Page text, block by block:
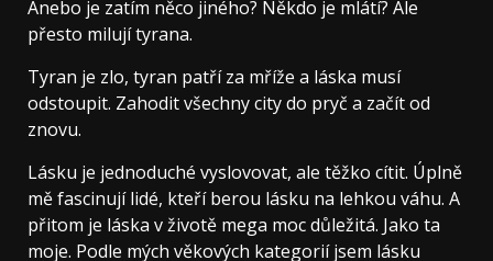
Anebo je zatím něco jiného? Někdo je mlátí? Ale
přesto milují tyrana.
Tyran je zlo, tyran patří za mříže a láska musí
odstoupit. Zahodit všechny city do pryč a začít od
znovu.
Lásku je jednoduché vyslovovat, ale těžko cítit. Úplně
mě fascinují lidé, kteří berou lásku na lehkou váhu. A
přitom je láska v životě mega moc důležitá. Jako ta
moje. Podle mých věkových kategorií jsem lásku